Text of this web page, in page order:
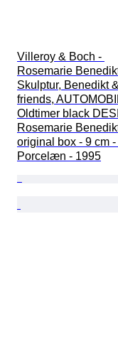
Villeroy & Boch -
Rosemarie
Skulptur, Benedikt &
friends,
Oldtimer black
Rosemarie
original box - 9 cm -
Porcelæn - 1995